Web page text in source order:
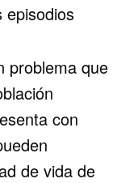
episodios
problema que
con
de vida de